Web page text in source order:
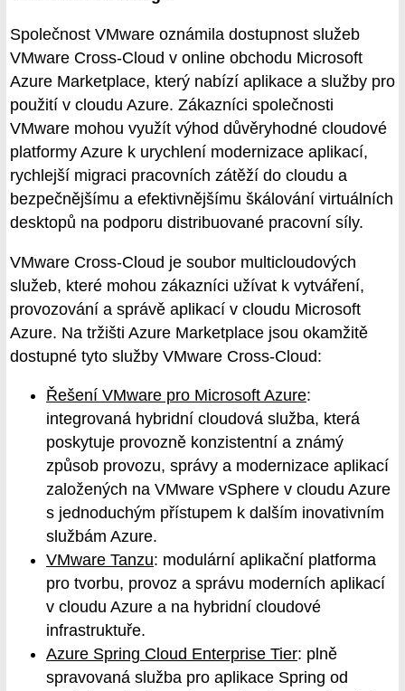
Společnost VMware oznámila dostupnost služeb
VMware Cross-Cloud v online obchodu Microsoft
Azure Marketplace, který nabízí aplikace a služby pro
použití v cloudu Azure. Zákazníci společnosti
VMware mohou využít výhod důvěryhodné cloudové
platformy Azure k urychlení modernizace aplikací,
rychlejší migraci pracovních zátěží do cloudu a
bezpečnějšímu a efektivnějšímu škálování virtuálních
desktopů na podporu distribuované pracovní síly.
VMware Cross-Cloud je soubor multicloudových
služeb, které mohou zákazníci užívat k vytváření,
provozování a správě aplikací v cloudu Microsoft
Azure. Na tržišti Azure Marketplace jsou okamžitě
dostupné tyto služby VMware Cross-Cloud:
Řešení VMware pro Microsoft Azure:
integrovaná hybridní cloudová služba, která
poskytuje provozně konzistentní a známý
způsob provozu, správy a modernizace aplikací
založených na VMware vSphere v cloudu Azure
s jednoduchým přístupem k dalším inovativním
službám Azure.
VMware Tanzu: modulární aplikační platforma
pro tvorbu, provoz a správu moderních aplikací
v cloudu Azure a na hybridní cloudové
infrastruktuře.
Azure Spring Cloud Enterprise Tier: plně
spravovaná služba pro aplikace Spring od